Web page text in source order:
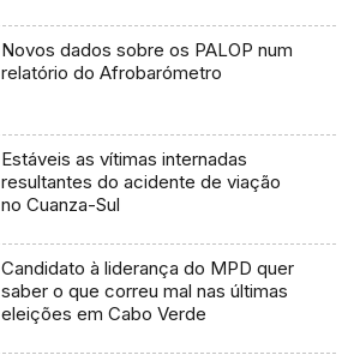
Novos dados sobre os PALOP num
relatório do Afrobarómetro
Estáveis as vítimas internadas
resultantes do acidente de viação
no Cuanza-Sul
Candidato à liderança do MPD quer
saber o que correu mal nas últimas
eleições em Cabo Verde